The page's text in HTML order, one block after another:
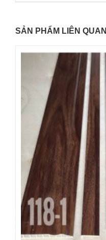
SẢN PHẨM LIÊN QUAN